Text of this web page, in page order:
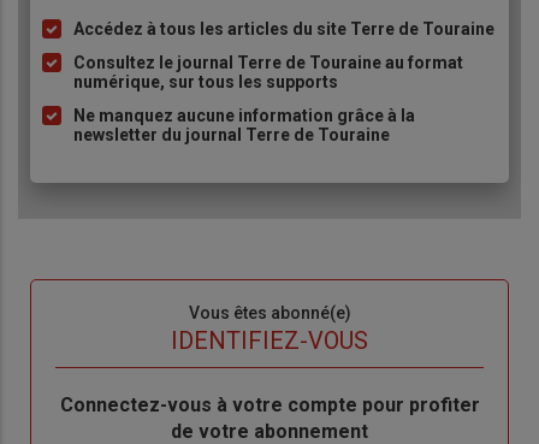
Liste
à
puce
Accédez à tous les articles du site Terre de Touraine
Consultez le journal Terre de Touraine au format
numérique, sur tous les supports
Ne manquez aucune information grâce à la
newsletter du journal Terre de Touraine
Vous êtes abonné(e)
IDENTIFIEZ-VOUS
Body
Connectez-vous à votre compte pour profiter
de votre abonnement